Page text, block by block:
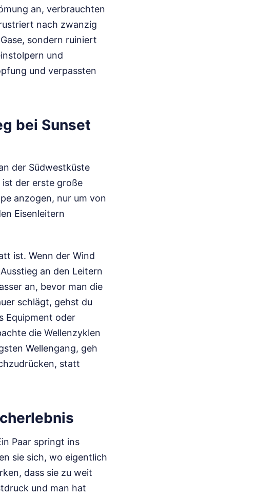
an, verbrauchten
nach zwanzig
sondern ruiniert
und
und verpassten
bei Sunset
der Südwestküste
ist der erste große
anzogen, nur um von
Eisenleitern
ist. Wenn der Wind
an den Leitern
an, bevor man die
schlägt, gehst du
Equipment oder
die Wellenzyklen
Wellengang, geh
statt
Paar springt ins
sie sich, wo eigentlich
dass sie zu weit
und man hat